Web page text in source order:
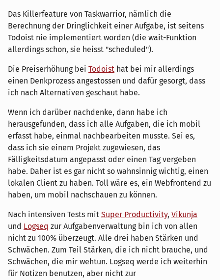
Das Killerfeature von Taskwarrior, nämlich die
Berechnung der Dringlichkeit einer Aufgabe, ist seitens
Todoist nie implementiert worden (die wait-Funktion
allerdings schon, sie heisst "scheduled").
Die Preiserhöhung bei Todoist hat bei mir allerdings
einen Denkprozess angestossen und dafür gesorgt, dass
ich nach Alternativen geschaut habe.
Wenn ich darüber nachdenke, dann habe ich
herausgefunden, dass ich alle Aufgaben, die ich mobil
erfasst habe, einmal nachbearbeiten musste. Sei es,
dass ich sie einem Projekt zugewiesen, das
Fälligkeitsdatum angepasst oder einen Tag vergeben
habe. Daher ist es gar nicht so wahnsinnig wichtig, einen
lokalen Client zu haben. Toll wäre es, ein Webfrontend zu
haben, um mobil nachschauen zu können.
Nach intensiven Tests mit Super Productivity, Vikunja
und Logseq zur Aufgabenverwaltung bin ich von allen
nicht zu 100% überzeugt. Alle drei haben Stärken und
Schwächen. Zum Teil Stärken, die ich nicht brauche, und
Schwächen, die mir wehtun. Logseq werde ich weiterhin
für Notizen benutzen, aber nicht zur